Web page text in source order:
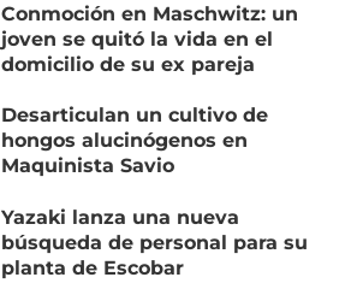
Conmoción en Maschwitz: un
joven se quitó la vida en el
domicilio de su ex pareja
Desarticulan un cultivo de
hongos alucinógenos en
Maquinista Savio
Yazaki lanza una nueva
búsqueda de personal para su
planta de Escobar